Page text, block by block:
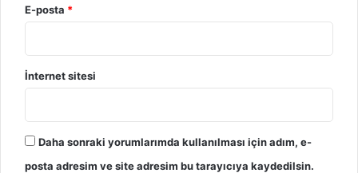
E-posta *
İnternet sitesi
Daha sonraki yorumlarımda kullanılması için adım, e-
posta adresim ve site adresim bu tarayıcıya kaydedilsin.